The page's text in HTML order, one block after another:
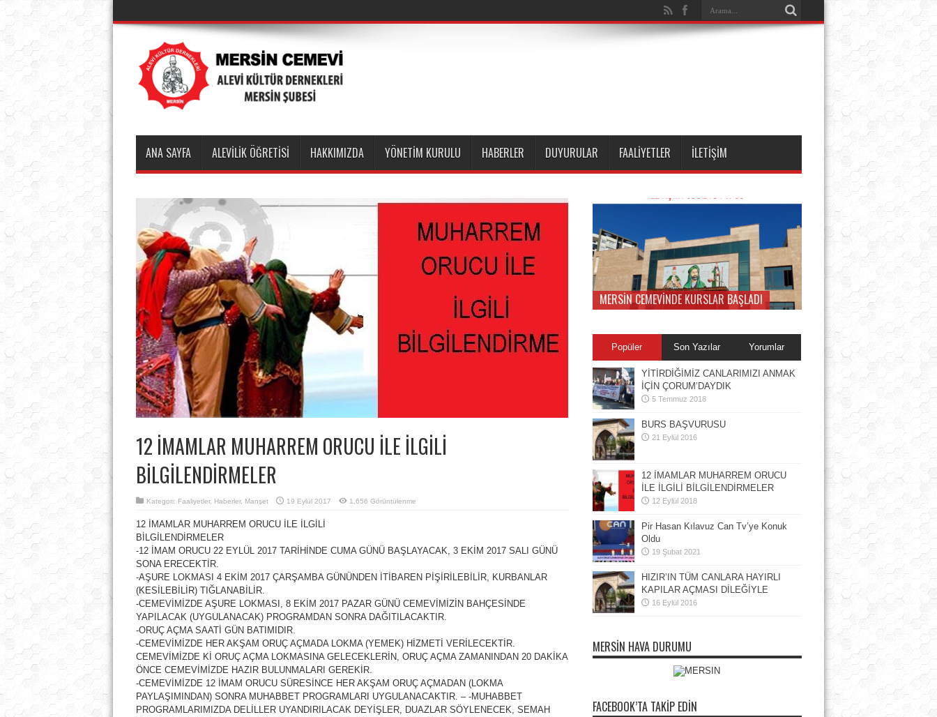
ANA SAYFA ALEVİLİK ÖĞRETİSİ HAKKIMIZDA YÖNETİM KURULU HABERLER DUYURULAR FAALİYETLER İLETİŞİM
12 İMAMLAR MUHARREM ORUCU İLE İLGİLİ
BİLGİLENDİRMELER
Kategori: Faaliyetler, Haberler, Manşet 19 Eylül 2017 1,656 Görüntülenme
12 İMAMLAR MUHARREM ORUCU İLE İLGİLİ
BİLGİLENDİRMELER
-12 İMAM ORUCU 22 EYLÜL 2017 TARİHİNDE CUMA GÜNÜ BAŞLAYACAK, 3 EKİM 2017 SALI GÜNÜ
SONA ERECEKTİR.
-AŞURE LOKMASI 4 EKİM 2017 ÇARŞAMBA GÜNÜNDEN İTİBAREN PİŞİRİLEBİLİR, KURBANLAR
(KESİLEBİLİR) TIĞLANABİLİR.
-CEMEVİMİZDE AŞURE LOKMASI, 8 EKİM 2017 PAZAR GÜNÜ CEMEVİMİZİN BAHÇESİNDE
YAPILACAK (UYGULANACAK) PROGRAMDAN SONRA DAĞITILACAKTIR.
-ORUÇ AÇMA SAATİ GÜN BATIMIDIR.
-CEMEVİMİZDE HER AKŞAM ORUÇ AÇMADA LOKMA (YEMEK) HİZMETİ VERİLECEKTİR.
CEMEVİMİZDE Kİ ORUÇ AÇMA LOKMASINA GELECEKLERİN, ORUÇ AÇMA ZAMANINDAN 20 DAKİKA
ÖNCE CEMEVİMİZDE HAZIR BULUNMALARI GEREKİR.
-CEMEVİMİZDE 12 İMAM ORUCU SÜRESİNCE HER AKŞAM ORUÇ AÇMADAN (LOKMA
PAYLAŞIMINDAN) SONRA MUHABBET PROGRAMLARI UYGULANACAKTIR. – -MUHABBET
PROGRAMLARIMIZDA DELİLLER UYANDIRILACAK DEYİŞLER, DUAZLAR SÖYLENECEK, SEMAH
MERSİN CEMEVİNDE KURSLAR BAŞLADI
Popüler Son Yazılar Yorumlar
YİTİRDİĞİMİZ CANLARIMIZI ANMAK
İÇİN ÇORUM’DAYDIK
5 Temmuz 2018
BURS BAŞVURUSU
21 Eylül 2016
12 İMAMLAR MUHARREM ORUCU
İLE İLGİLİ BİLGİLENDİRMELER
12 Eylül 2018
Pir Hasan Kılavuz Can Tv’ye Konuk
Oldu
19 Şubat 2021
HIZIR’IN TÜM CANLARA HAYIRLI
KAPILAR AÇMASI DİLEĞİYLE
16 Eylül 2016
MERSIN HAVA DURUMU
FACEBOOK’TA TAKIP EDIN